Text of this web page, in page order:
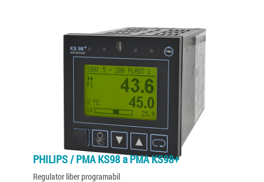
PHILIPS / PMA KS98 a PMA KS98+
Regulator liber programabil